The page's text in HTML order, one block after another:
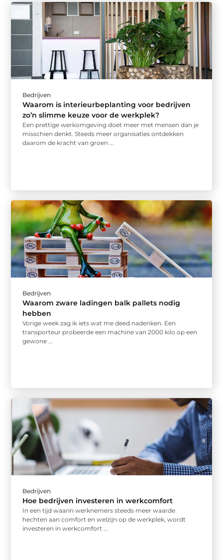
Bedrijven
Waarom is interieurbeplanting voor bedrijven
zo’n slimme keuze voor de werkplek?
Een prettige werkomgeving doet meer met mensen dan je
misschien denkt. Steeds meer organisaties ontdekken
daarom de kracht van groen ...
Bedrijven
Waarom zware ladingen balk pallets nodig
hebben
Vorige week zag ik iets wat me deed nadenken. Een
transporteur probeerde een machine van 2000 kilo op een
gewone ...
Bedrijven
Hoe bedrijven investeren in werkcomfort
In een tijd waarin werknemers steeds meer waarde
hechten aan comfort en welzijn op de werkplek, wordt
investeren in werkcomfort ...